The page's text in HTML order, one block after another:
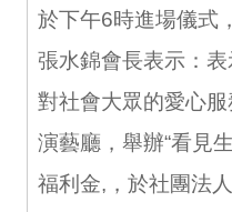
於下午6時進場儀式
張水錦會長表示：
對社會大眾的愛心
演藝廳，舉辦“看見
福利金,，於社團法